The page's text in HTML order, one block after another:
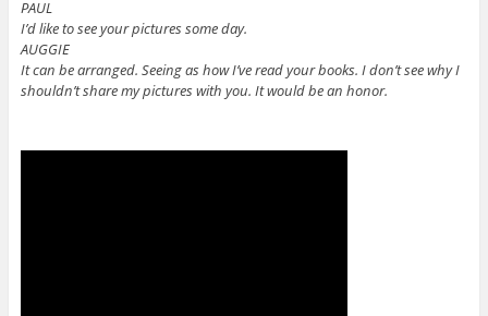
PAUL
I’d like to see your pictures some day.
AUGGIE
It can be arranged. Seeing as how I’ve read your books. I don’t see why I
shouldn’t share my pictures with you. It would be an honor.